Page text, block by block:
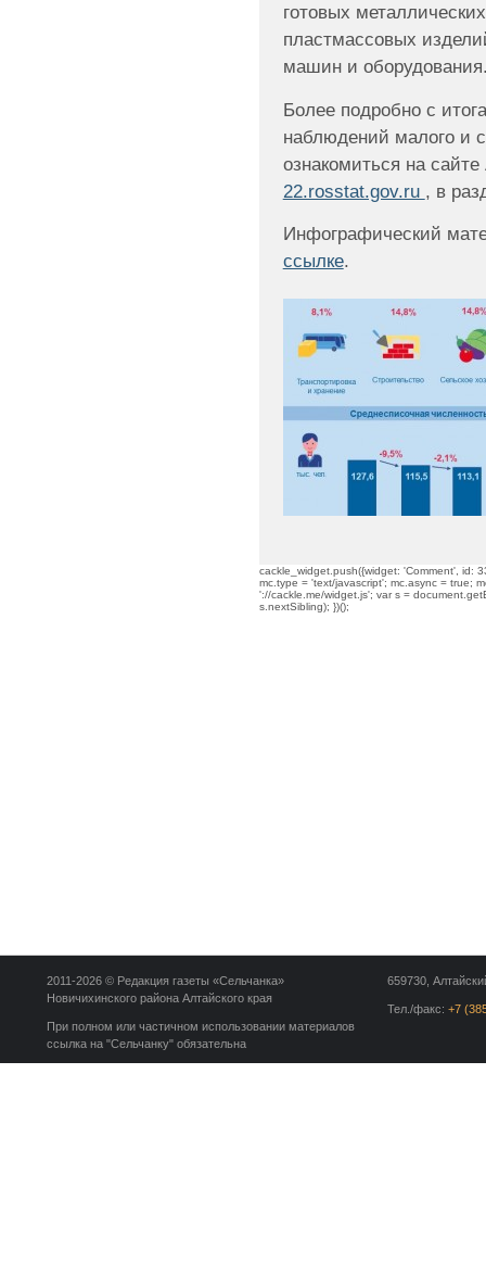
готовых
пластмассовых
машин и
Более подробно с
наблюдений малого и
ознакомиться на
22.rosstat.gov.ru , в
Инфографический
ссылке.
cackle_widget.push({widget: 'Comment', id:
mc.type = 'text/javascript'; mc.async = true;
'://cackle.me/widget.js'; var s =
s.nextSibling); })();
659730,
Тел./факс: +7
2011-2026 © Редакция газеты «Сельчанка»
Новичихинского района Алтайского края
При полном или частичном использовании материалов
ссылка на "Сельчанку" обязательна